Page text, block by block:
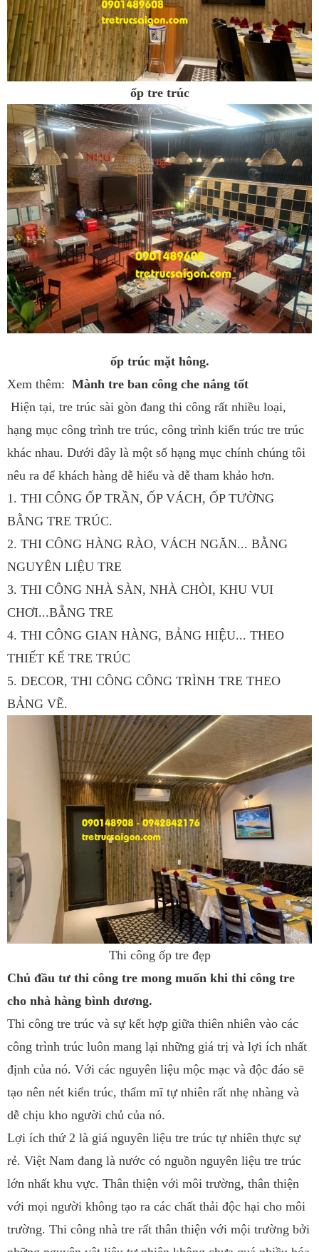
ốp tre trúc
ốp trúc mặt hông.
Xem thêm: Mành tre ban công che nắng tốt
Hiện tại, tre trúc sài gòn đang thi công rất nhiều loại,
hạng mục công trình tre trúc, công trình kiến trúc tre trúc
khác nhau. Dưới đây là một số hạng mục chính chúng tôi
nêu ra để khách hàng dễ hiểu và dễ tham khảo hơn.
1. THI CÔNG ỐP TRẦN, ỐP VÁCH, ỐP TƯỜNG
BẰNG TRE TRÚC.
2. THI CÔNG HÀNG RÀO, VÁCH NGĂN... BẰNG
NGUYÊN LIỆU TRE
3. THI CÔNG NHÀ SÀN, NHÀ CHÒI, KHU VUI
CHƠI...BẰNG TRE
4. THI CÔNG GIAN HÀNG, BẢNG HIỆU... THEO
THIẾT KẾ TRE TRÚC
5. DECOR, THI CÔNG CÔNG TRÌNH TRE THEO
BẢNG VẼ.
Thi công ốp tre đẹp
Chủ đầu tư thi công tre mong muốn khi thi công tre
cho nhà hàng bình dương.
Thi công tre trúc và sự kết hợp giữa thiên nhiên vào các
công trình trúc luôn mang lại những giá trị và lợi ích nhất
định của nó. Với các nguyên liệu mộc mạc và độc đáo sẽ
tạo nên nét kiển trúc, thẩm mĩ tự nhiên rất nhẹ nhàng và
dễ chịu kho người chủ của nó.
Lợi ích thứ 2 là giá nguyên liệu tre trúc tự nhiên thực sự
rẻ. Việt Nam đang là nước có nguồn nguyên liệu tre trúc
lớn nhất khu vực. Thân thiện với môi trường, thân thiện
với mọi người không tạo ra các chất thải độc hại cho môi
trường. Thi công nhà tre rất thân thiện với mội trường bởi